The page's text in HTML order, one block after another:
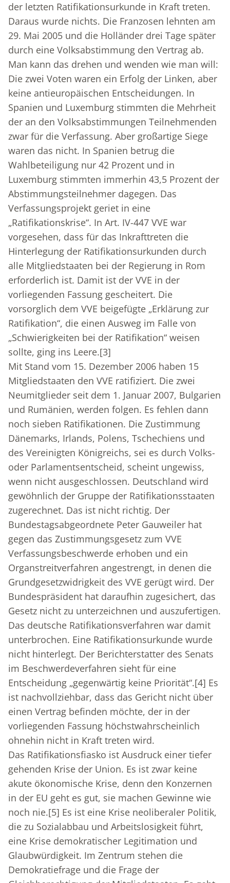
der letzten Ratifikationsurkunde in Kraft treten.
Daraus wurde nichts. Die Franzosen lehnten am
29. Mai 2005 und die Holländer drei Tage später
durch eine Volksabstimmung den Vertrag ab.
Man kann das drehen und wenden wie man will:
Die zwei Voten waren ein Erfolg der Linken, aber
keine antieuropäischen Entscheidungen. In
Spanien und Luxemburg stimmten die Mehrheit
der an den Volksabstimmungen Teilnehmenden
zwar für die Verfassung. Aber großartige Siege
waren das nicht. In Spanien betrug die
Wahlbeteiligung nur 42 Prozent und in
Luxemburg stimmten immerhin 43,5 Prozent der
Abstimmungsteilnehmer dagegen. Das
Verfassungsprojekt geriet in eine
„Ratifikationskrise“. In Art. IV-447 VVE war
vorgesehen, dass für das Inkrafttreten die
Hinterlegung der Ratifikationsurkunden durch
alle Mitgliedstaaten bei der Regierung in Rom
erforderlich ist. Damit ist der VVE in der
vorliegenden Fassung gescheitert. Die
vorsorglich dem VVE beigefügte „Erklärung zur
Ratifikation“, die einen Ausweg im Falle von
„Schwierigkeiten bei der Ratifikation“ weisen
sollte, ging ins Leere.[3]
Mit Stand vom 15. Dezember 2006 haben 15
Mitgliedstaaten den VVE ratifiziert. Die zwei
Neumitglieder seit dem 1. Januar 2007, Bulgarien
und Rumänien, werden folgen. Es fehlen dann
noch sieben Ratifikationen. Die Zustimmung
Dänemarks, Irlands, Polens, Tschechiens und
des Vereinigten Königreichs, sei es durch Volks-
oder Parlamentsentscheid, scheint ungewiss,
wenn nicht ausgeschlossen. Deutschland wird
gewöhnlich der Gruppe der Ratifikationsstaaten
zugerechnet. Das ist nicht richtig. Der
Bundestagsabgeordnete Peter Gauweiler hat
gegen das Zustimmungsgesetz zum VVE
Verfassungsbeschwerde erhoben und ein
Organstreitverfahren angestrengt, in denen die
Grundgesetzwidrigkeit des VVE gerügt wird. Der
Bundespräsident hat daraufhin zugesichert, das
Gesetz nicht zu unterzeichnen und auszufertigen.
Das deutsche Ratifikationsverfahren war damit
unterbrochen. Eine Ratifikationsurkunde wurde
nicht hinterlegt. Der Berichterstatter des Senats
im Beschwerdeverfahren sieht für eine
Entscheidung „gegenwärtig keine Priorität“.[4] Es
ist nachvollziehbar, dass das Gericht nicht über
einen Vertrag befinden möchte, der in der
vorliegenden Fassung höchstwahrscheinlich
ohnehin nicht in Kraft treten wird.
Das Ratifikationsfiasko ist Ausdruck einer tiefer
gehenden Krise der Union. Es ist zwar keine
akute ökonomische Krise, denn den Konzernen
in der EU geht es gut, sie machen Gewinne wie
noch nie.[5] Es ist eine Krise neoliberaler Politik,
die zu Sozialabbau und Arbeitslosigkeit führt,
eine Krise demokratischer Legitimation und
Glaubwürdigkeit. Im Zentrum stehen die
Demokratiefrage und die Frage der